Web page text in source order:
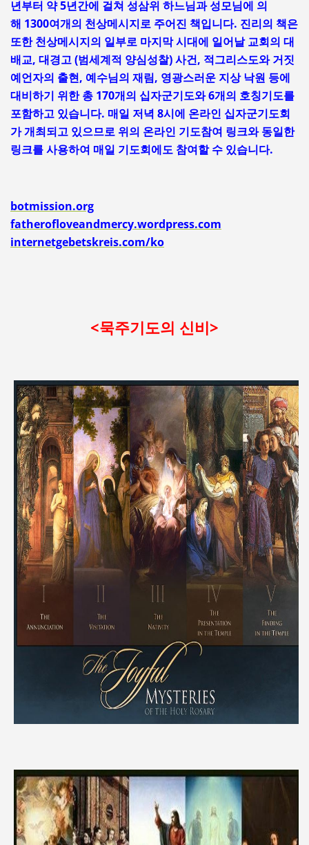
년부터 약 5년간에 걸쳐 성삼위 하느님과성모님에 의
해 1300여개의 천상메시지로 주어진 책입니다. 진리의 책은
또한 천상메시지의 일부로 마지막 시대에 일어날 교회의 대
배교, 대경고 (범세계적 양심성찰) 사건, 적그리스도와 거짓
예언자의 출현, 예수님의 재림, 영광스러운 지상 낙원 등에
대비하기 위한 총 170개의 십자군기도와 6개의 호칭기도를
포함하고 있습니다. 매일 저녁 8시에 온라인 십자군기도회
가 개최되고 있으므로 위의 온라인 기도참여 링크와 동일한
링크를 사용하여 매일 기도회에도 참여할 수 있습니다.
botmission.org
fatherofloveandmercy.wordpress.com
internetgebetskreis.com/ko
<묵주기도의 신비>